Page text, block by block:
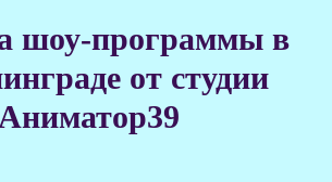
шоу-программы в
от студии